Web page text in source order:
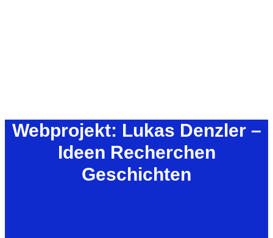
Webprojekt: Lukas Denzler –
Ideen Recherchen
Geschichten